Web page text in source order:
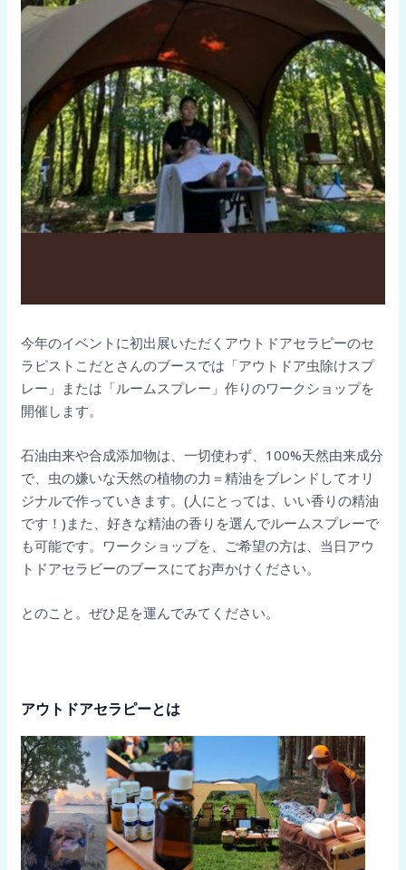
今年のイベントに初出展いただくアウトドアセラピーのセ
ラピストこだとさんのブースでは「アウトドア虫除けスプ
レー」または「ルームスプレー」作りのワークショップを
開催します。
石油由来や合成添加物は、一切使わず、100%天然由来成分
で、虫の嫌いな天然の植物の力＝精油をブレンドしてオリ
ジナルで作っていきます。(人にとっては、いい香りの精油
です！)また、好きな精油の香りを選んでルームスプレーで
も可能です。ワークショップを、ご希望の方は、当日アウ
トドアセラビーのブースにてお声かけください。
とのこと。ぜひ足を運んでみてください。
アウトドアセラピーとは